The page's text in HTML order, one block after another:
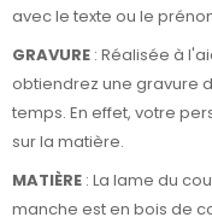
avec le texte ou le
GRAVURE : Réalisée à
obtiendrez une gravure
temps. En effet, votre
sur la matière.
MATIÈRE : La lame du
manche est en bois de